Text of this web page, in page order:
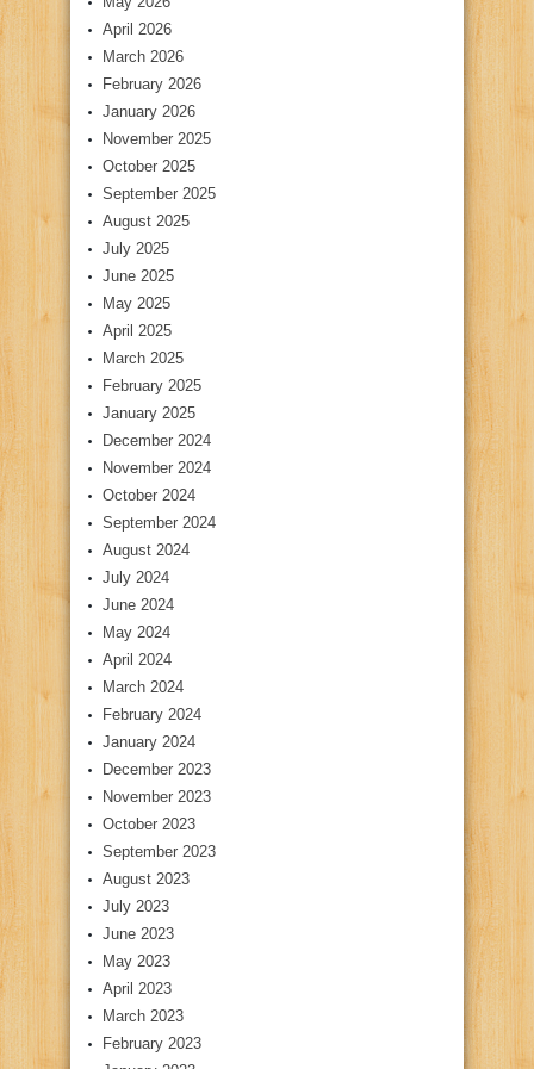
April 2026
March 2026
February 2026
January 2026
November 2025
October 2025
September 2025
August 2025
July 2025
June 2025
May 2025
April 2025
March 2025
February 2025
January 2025
December 2024
November 2024
October 2024
September 2024
August 2024
July 2024
June 2024
May 2024
April 2024
March 2024
February 2024
January 2024
December 2023
November 2023
October 2023
September 2023
August 2023
July 2023
June 2023
May 2023
April 2023
March 2023
February 2023